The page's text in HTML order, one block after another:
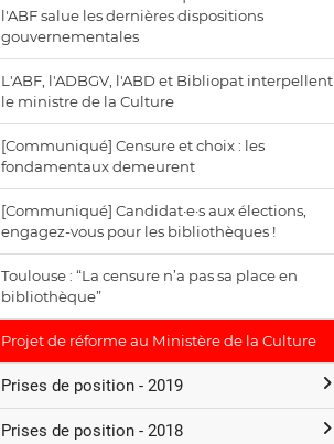
l'ABF salue les dernières dispositions
gouvernementales
L'ABF, l'ADBGV, l'ABD et Bibliopat interpellent
le ministre de la Culture
[Communiqué] Censure et choix : les
fondamentaux demeurent
[Communiqué] Candidat·e·s aux élections,
engagez-vous pour les bibliothèques !
Toulouse : “La censure n’a pas sa place en
bibliothèque”
Projet de réforme au Ministère de la Culture
Prises de position - 2019
Prises de position - 2018